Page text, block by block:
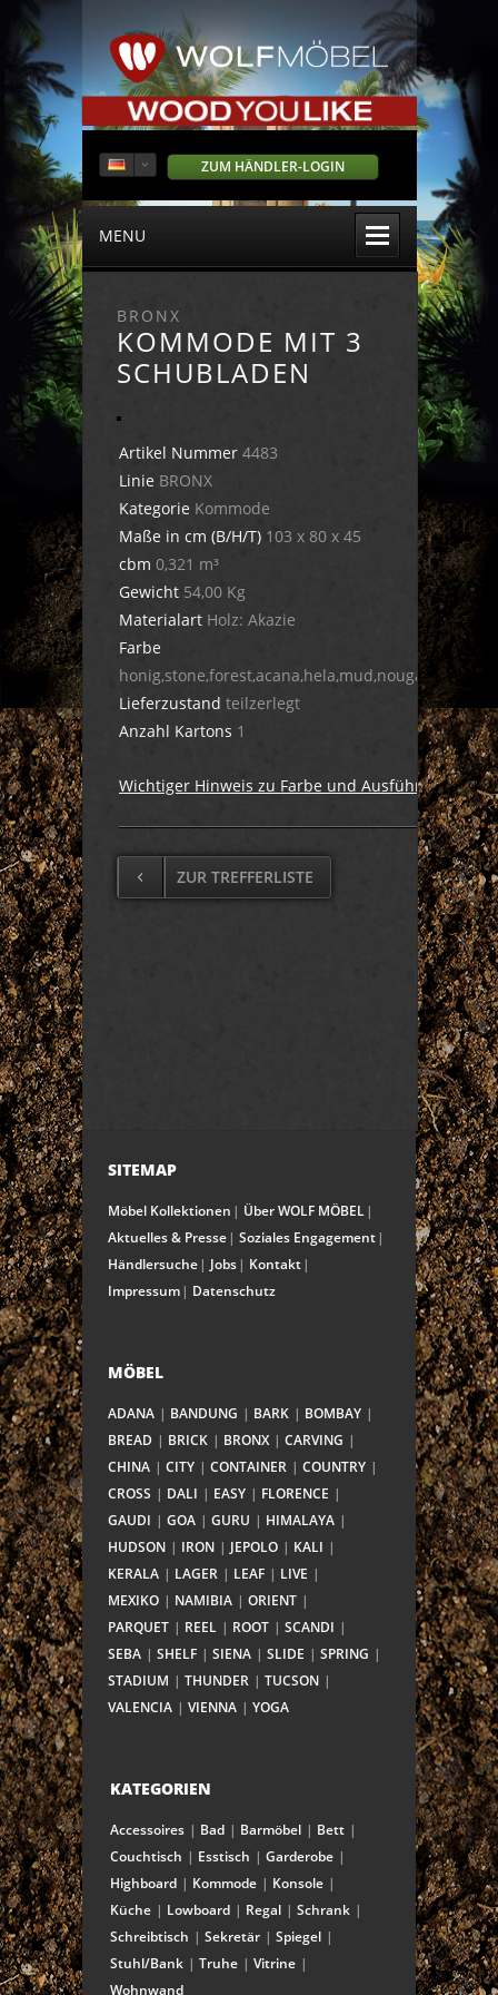
ZUM HÄNDLER-LOGIN
MENU
BRONX
KOMMODE MIT 3
SCHUBLADEN
Artikel Nummer 4483
Linie BRONX
Kategorie Kommode
Maße in cm (B/H/T) 103 x 80 x 45
cbm 0,321 m³
Gewicht 54,00 Kg
Materialart Holz: Akazie
Farbe
honig,stone,forest,acana,hela,mud,nougat,dula,ciga
Lieferzustand teilzerlegt
Anzahl Kartons 1
Wichtiger Hinweis zu Farbe und Ausführung
ZUR TREFFERLISTE
SITEMAP
Möbel Kollektionen
Über WOLF MÖBEL
Aktuelles & Presse
Soziales Engagement
Händlersuche
Jobs
Kontakt
Impressum
Datenschutz
MÖBEL
ADANA BANDUNG BARK
BOMBAY
BREAD
BRICK BRONX
CARVING
CHINA
CITY CONTAINER
COUNTRY
CROSS
DALI EASY
FLORENCE
GAUDI
GOA GURU
HIMALAYA
HUDSON
IRON JEPOLO
KALI
KERALA
LAGER LEAF
LIVE
MEXIKO
NAMIBIA
ORIENT
PARQUET
REEL ROOT
SCANDI
SEBA
SHELF SIENA SLIDE
SPRING
STADIUM
THUNDER
TUCSON
VALENCIA
VIENNA YOGA
KATEGORIEN
Accessoires Bad Barmöbel
Bett
Couchtisch
Esstisch
Garderobe
Highboard
Kommode
Konsole
Küche
Lowboard Regal
Schrank
Schreibtisch
Sekretär
Spiegel
Stuhl/Bank
Truhe
Vitrine
Wohnwand